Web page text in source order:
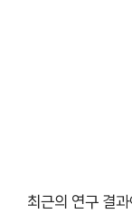
최근의 연구 결